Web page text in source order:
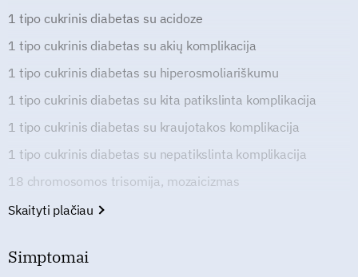
1 tipo cukrinis diabetas su acidoze
1 tipo cukrinis diabetas su akių komplikacija
1 tipo cukrinis diabetas su hiperosmoliariškumu
1 tipo cukrinis diabetas su kita patikslinta komplikacija
1 tipo cukrinis diabetas su kraujotakos komplikacija
1 tipo cukrinis diabetas su nepatikslinta komplikacija
18 chromosomos trisomija, mozaicizmas
Skaityti plačiau
Simptomai